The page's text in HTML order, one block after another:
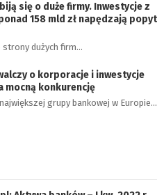
się o duże firmy. Inwestycje z
158 mld zł napędzają popyt
strony dużych firm…
o korporacje i inwestycje
mocną konkurencję
grupy bankowej w Europie…